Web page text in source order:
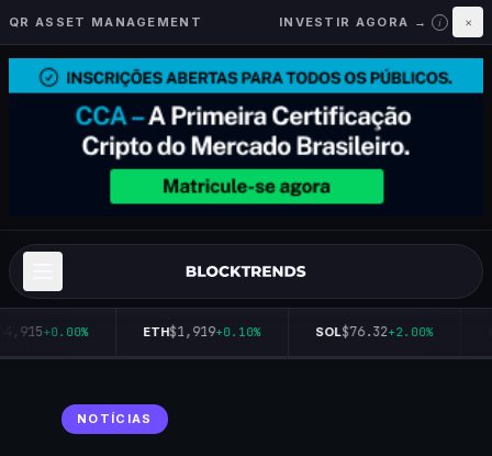
QR ASSET MANAGEMENT INVESTIR AGORA → i ×
+0.00% ETH$1,919+0.10% SOL$76.32+2.00%
NOTÍCIAS